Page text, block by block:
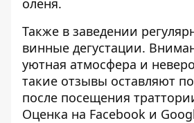
оленя.
Также в заведении
винные дегустации.
уютная атмосфера и
такие отзывы оставляют
после посещения
Оценка на Facebook и